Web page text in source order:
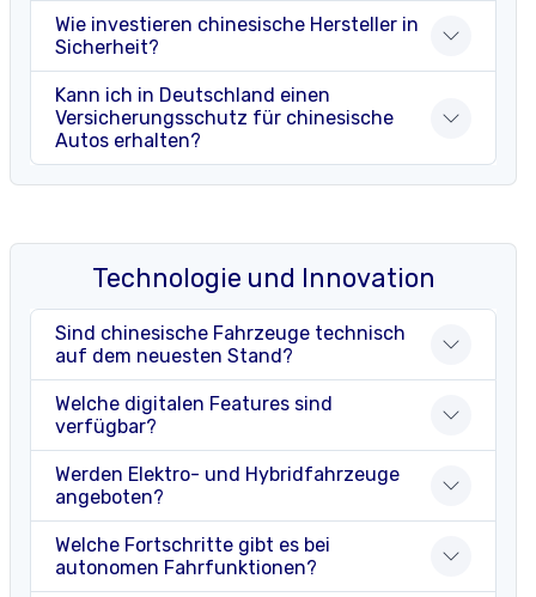
Wie investieren chinesische Hersteller in
Sicherheit?
Kann ich in Deutschland einen
Versicherungsschutz für chinesische
Autos erhalten?
Technologie und Innovation
Sind chinesische Fahrzeuge technisch
auf dem neuesten Stand?
Welche digitalen Features sind
verfügbar?
Werden Elektro- und Hybridfahrzeuge
angeboten?
Welche Fortschritte gibt es bei
autonomen Fahrfunktionen?